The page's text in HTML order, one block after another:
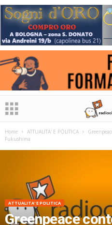
Home ATTUALITA' E POLITICA
Fukushima
ATTUALITA' E POLITICA
Greenpeace